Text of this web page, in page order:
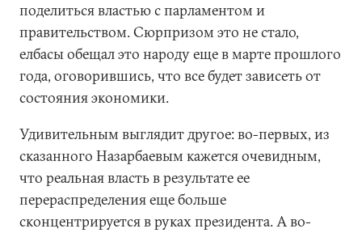
поделиться властью с парламентом и
правительством. Сюрпризом это не стало,
елбасы обещал это народу еще в марте прошлого
года, оговорившись, что все будет зависеть от
состояния экономики.
Удивительным выглядит другое: во-первых, из
сказанного Назарбаевым кажется очевидным,
что реальная власть в результате ее
перераспределения еще больше
сконцентрируется в руках президента. А во-